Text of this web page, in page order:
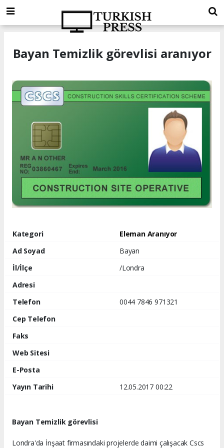
Bayan Temizlik görevlisi aranıyor
Kategori
Eleman Aranıyor
Ad Soyad
Bayan
İl/İlçe
/Londra
Adresi
Telefon
0044 7846 971321
Cep Telefon
Faks
Web Sitesi
E-Posta
Yayın Tarihi
12.05.2017 00:22
Bayan Temizlik görevlisi
Londra'da İnşaat firmasındaki projelerde daimi çalışacak Cscs